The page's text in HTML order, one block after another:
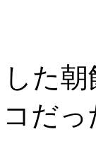
た朝
だ